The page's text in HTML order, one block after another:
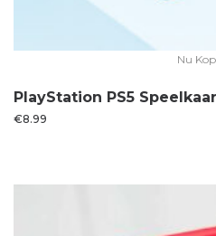
Nu
PlayStation PS5
€8.99